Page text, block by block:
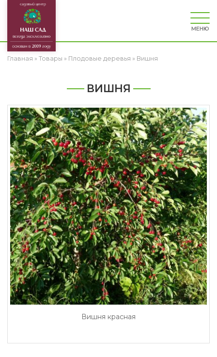
МЕНЮ
Главная » Товары » Плодовые деревья » Вишня
ВИШНЯ
Вишня красная